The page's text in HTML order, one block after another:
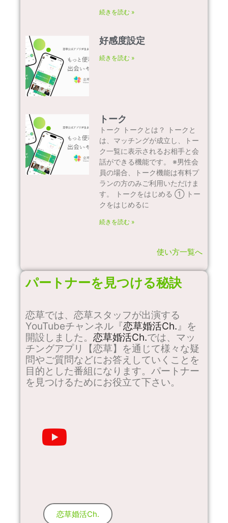
続きを読む »
好感度設定
続きを読む »
トーク
トーク トークとは？ トークと
は、マッチングが成立し、トー
ク一覧に表示されるお相手と会
話ができる機能です。 ※男性会
員の場合、トーク機能は有料プ
ランの方のみご利用いただけま
す。 トークをはじめる ① トー
クをはじめるに
続きを読む »
使い方一覧へ
パートナーを見つける秘訣
恋草では、恋草スタッフが出演する
YouTubeチャンネル『恋草婚活Ch.』を
開設しました。 恋草婚活Ch.では、マッ
チングアプリ【恋草】を通じて様々な疑
問やご質問などにお答えしていくことを
目的とした番組になります。パートナー
を見つけるためにお役立て下さい。
恋草婚活Ch.